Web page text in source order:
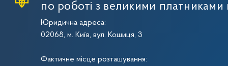
по роботі з великими платниками
Юридична адреса:
02068, м. Київ, вул. Кошиця, 3
Фактичне місце розташування: